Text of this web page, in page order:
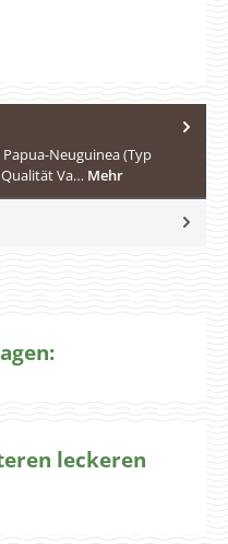
Neuguinea (Typ
Va… Mehr
leckeren